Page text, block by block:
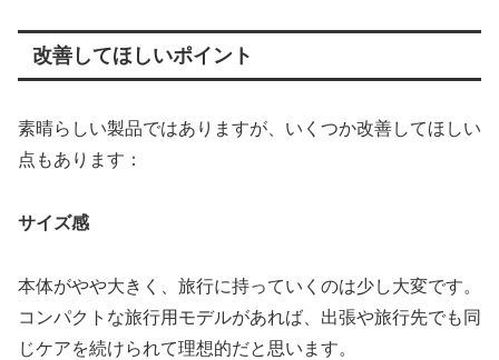
改善してほしいポイント
素晴らしい製品ではありますが、いくつか改善してほしい
点もあります：
サイズ感
本体がやや大きく、旅行に持っていくのは少し大変です。
コンパクトな旅行用モデルがあれば、出張や旅行先でも同
じケアを続けられて理想的だと思います。